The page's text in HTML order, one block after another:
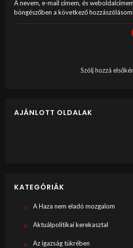
A nevem, e-mail címem, és
böngészőben a következő
Szólj hozzá
AJÁNLOTT OLDALAK
KATEGÓRIÁK
A Haza nem eladó mozgalom
Aktuálpolitikai kerekasztal
Az igazság tükrében